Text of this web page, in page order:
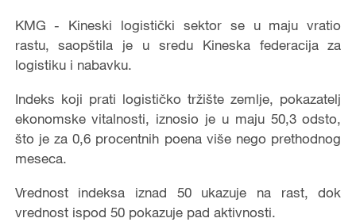
KMG - Kineski logistički sektor se u maju vratio
rastu, saopštila je u sredu Kineska federacija za
logistiku i nabavku.
Indeks koji prati logističko tržište zemlje, pokazatelj
ekonomske vitalnosti, iznosio je u maju 50,3 odsto,
što je za 0,6 procentnih poena više nego prethodnog
meseca.
Vrednost indeksa iznad 50 ukazuje na rast, dok
vrednost ispod 50 pokazuje pad aktivnosti.